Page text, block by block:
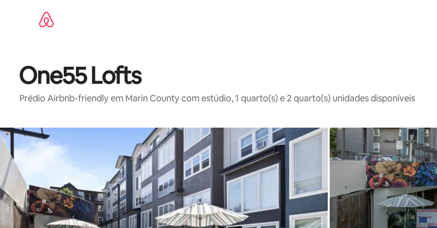
One55 Lofts
Prédio Airbnb-friendly em Marin County com estúdio, 1 quarto(s) e 2 quarto(s) unidades disponíveis